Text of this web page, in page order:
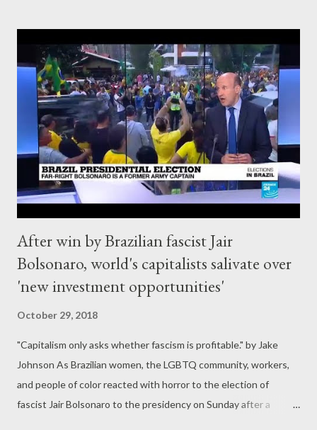
within the monied elite circles that he now inhabits. Skoll has
been awarded the Carnegie Medal for Philanthropy, which is
considered to be the equivalent to the Nobel Peace Prize for
philanthropy. The Carnegie Endowment for International Peace
is a big-business club that is described as a “foreign policy think
tank” with centers in Washington, New Delhi, Moscow, Beirut
and Beijing. Former President Jessica Matthews said that her
aim wa...
After win by Brazilian fascist Jair
Bolsonaro, world's capitalists salivate over
'new investment opportunities'
October 29, 2018
"Capitalism only asks whether fascism is profitable." by Jake
Johnson As Brazilian women, the LGBTQ community, workers,
and people of color reacted with horror to the election of
fascist Jair Bolsonaro to the presidency on Sunday after a